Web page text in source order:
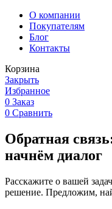
О компании
Покупателям
Блог
Контакты
Корзина
Закрыть
Избранное
0 Заказ
0 Сравнить
Обратная
начнём диалог
Расскажите о вашей
решение. Предложим,